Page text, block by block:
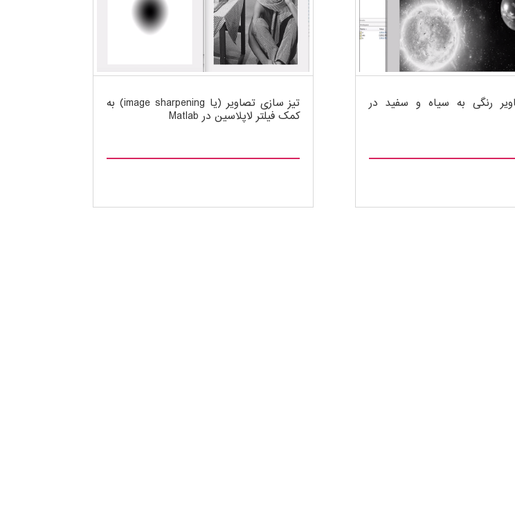
رنگی به سیاه و سفید در تیز سازی تصاویر (یا image sharpening) به
کمک فیلتر لاپلاسین در Matlab